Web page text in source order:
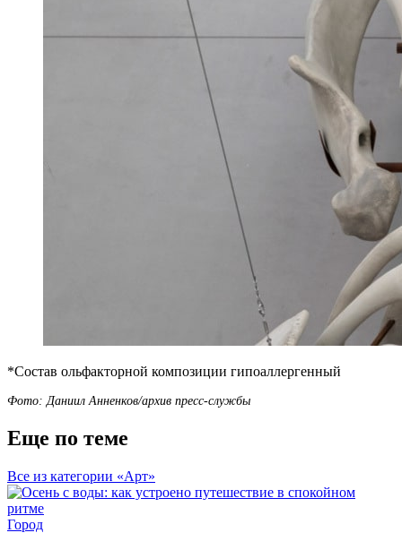
*Состав ольфакторной композиции гипоаллергенный
Фото: Даниил Анненков/архив пресс-службы
Еще по теме
Все из категории «Арт»
Город